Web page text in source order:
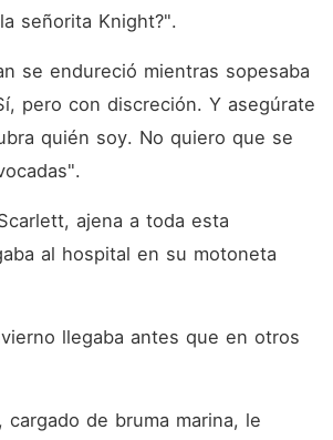
señorita Knight?".
se endureció mientras sopesaba
pero con discreción. Y asegúrate
quién soy. No quiero que se
ajena a toda esta
al hospital en su motoneta
llegaba antes que en otros
cargado de bruma marina, le